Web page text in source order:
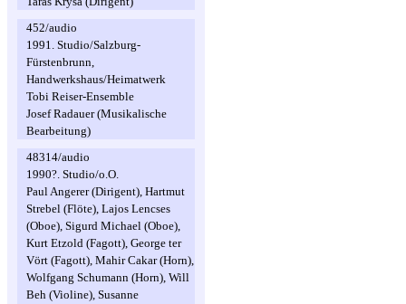
452/audio
1991. Studio/Salzburg-
Fürstenbrunn,
Handwerkshaus/Heimatwerk
Tobi Reiser-Ensemble
Josef Radauer (Musikalische
Bearbeitung)
48314/audio
1990?. Studio/o.O.
Paul Angerer (Dirigent), Hartmut
Strebel (Flöte), Lajos Lencses
(Oboe), Sigurd Michael (Oboe),
Kurt Etzold (Fagott), George ter
Vört (Fagott), Mahir Cakar (Horn),
Wolfgang Schumann (Horn), Will
Beh (Violine), Susanne